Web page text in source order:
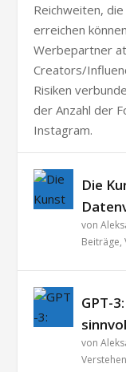
Reichweiten,
erreichen
Werbepartner
Creators/
Risiken
der Anzahl der
Instagram.
Die
von
Beiträge,
GPT-
von